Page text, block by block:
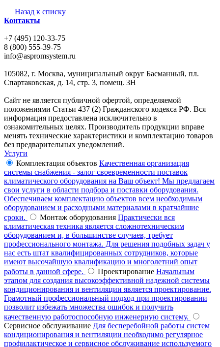
Назад к списку
Контакты
+7 (495) 120-33-75
8 (800) 555-39-75
info@aspromsystem.ru
105082, г. Москва, муниципальный округ Басманный, пл.
Спартаковская, д. 14, стр. 3, помещ. 3Н
Сайт не является публичной офертой, определяемой
положениями Статьи 437 (2) Гражданского кодекса РФ. Вся
информация предоставлена исключительно в
ознакомительных целях. Производитель продукции вправе
менять технические характеристики и комплектацию товаров
без предварительных уведомлений.
Услуги
Комплектация объектов Качественная организация
системы снабжения - залог своевременности поставок
климатического оборудования на Ваш объект! Мы предлагаем
свои услуги в области подбора и поставки оборудования.
Обеспечиваем комплектацию объектов всем необходимым
оборудованием и расходными материалами в кратчайшие
сроки.
Монтаж оборудования Практически вся
климатическая техника является сложнотехническим
оборудованием и, в большинстве случаев, требует
профессионального монтажа. Для решения подобных задач у
нас есть штат квалифицированных сотрудников, которые
имеют высочайшую квалификацию и многолетний опыт
работы в данной сфере.
Проектирование Начальным
этапом для создания высокоэффективной надежной системы
кондиционирования и вентиляции является проектирование.
Грамотный профессиональный подход при проектировании
позволит избежать множества ошибок и получить
качественную работоспособную инженерную систему.
Сервисное обслуживание Для бесперебойной работы систем
кондиционирования и вентиляции необходимо регулярное
профилактическое и сервисное обслуживание используемого